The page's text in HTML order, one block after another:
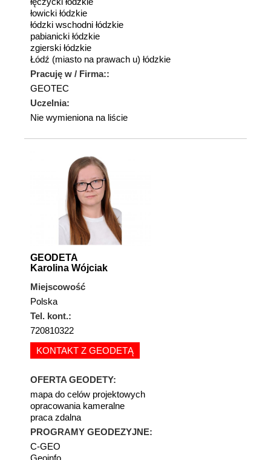
łowicki łódzkie
łódzki wschodni łódzkie
pabianicki łódzkie
zgierski łódzkie
Łódź (miasto na prawach u) łódzkie
Pracuję w / Firma::
GEOTEC
Uczelnia:
Nie wymieniona na liście
GEODETA
Karolina Wójciak
Miejscowość
Polska
Tel. kont.:
720810322
KONTAKT Z GEODETĄ
OFERTA GEODETY:
mapa do celów projektowych
opracowania kameralne
praca zdalna
PROGRAMY GEODEZYJNE:
C-GEO
Geoinfo